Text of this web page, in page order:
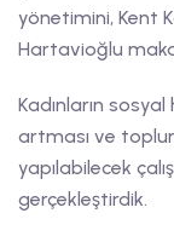
yönetimini, Kent
Hartavioğlu
Kadınların
artması ve
yapılabilecek
gerçekleştirdik.